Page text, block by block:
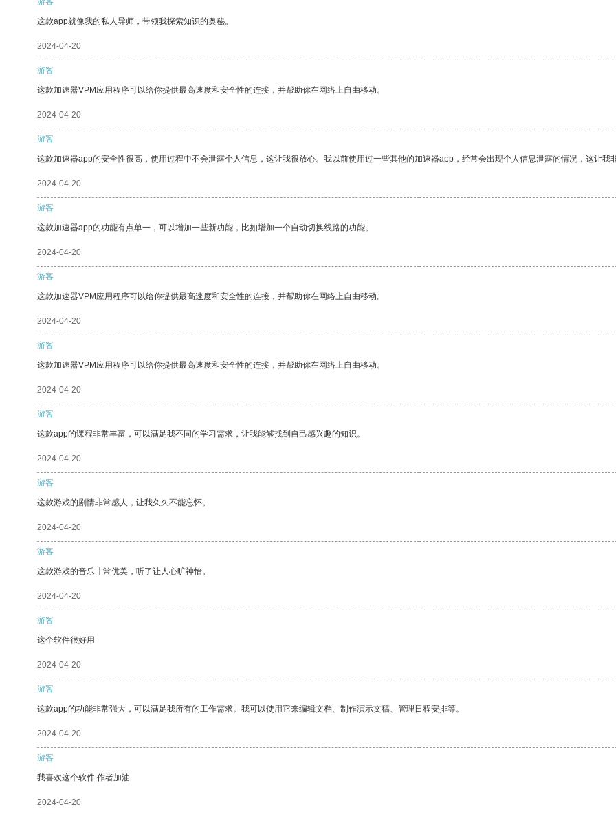
这款app就像我的私人导师，带领我探索知识的奥秘。
2024-04-20
游客
这款加速器VPM应用程序可以给你提供最高速度和安全性的连接，并帮助你在网络上自由移动。
2024-04-20
游客
这款加速器app的安全性很高，使用过程中不会泄露个人信息，这让我很放心。我以前使用过一些其他的加速器app，经常会出现个人信息泄露的情况，这让我
2024-04-20
游客
这款加速器app的功能有点单一，可以增加一些新功能，比如增加一个自动切换线路的功能。
2024-04-20
游客
这款加速器VPM应用程序可以给你提供最高速度和安全性的连接，并帮助你在网络上自由移动。
2024-04-20
游客
这款加速器VPM应用程序可以给你提供最高速度和安全性的连接，并帮助你在网络上自由移动。
2024-04-20
游客
这款app的课程非常丰富，可以满足我不同的学习需求，让我能够找到自己感兴趣的知识。
2024-04-20
游客
这款游戏的剧情非常感人，让我久久不能忘怀。
2024-04-20
游客
这款游戏的音乐非常优美，听了让人心旷神怡。
2024-04-20
游客
这个软件很好用
2024-04-20
游客
这款app的功能非常强大，可以满足我所有的工作需求。我可以使用它来编辑文档、制作演示文稿、管理日程安排等。
2024-04-20
游客
我喜欢这个软件 作者加油
2024-04-20